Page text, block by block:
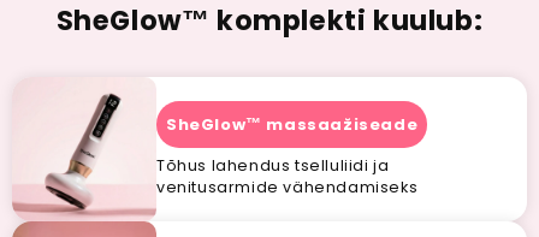
SheGlow™ komplekti kuulub:
SheGlow™ massaažiseade
Tõhus lahendus tselluliidi ja
venitusarmide vähendamiseks